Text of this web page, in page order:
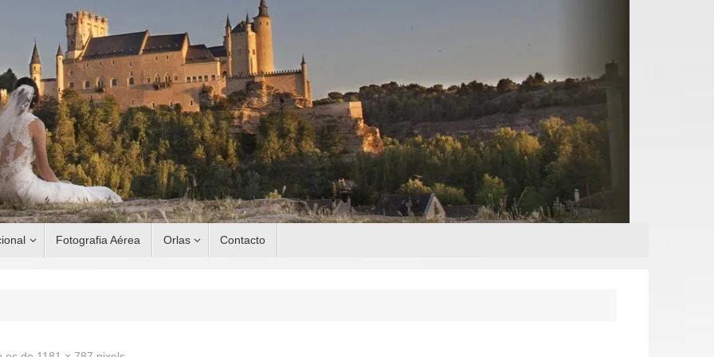
Fotografia Aérea Orlas Contacto